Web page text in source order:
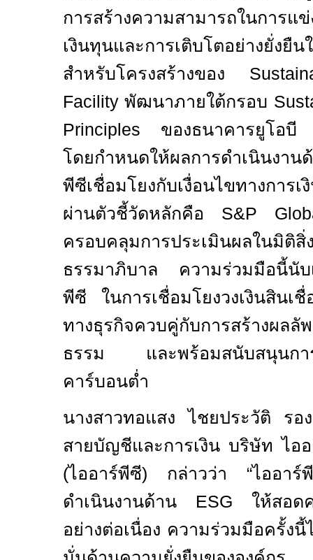
การสร้างความสามารถในการ
เงินทุนและการเติบโตอย่างยั่งยืน
สำหรับโครงสร้างของ
Facilityพัฒนาภายใต้กรอบ
Principles ของธนาคารยูโอบี
โดยกำหนดให้ผลการดำเนินงา
พีซีเชื่อมโยงกับเงื่อนไขทางการเ
ผ่านตัวชี้วัดหลักคือ S&P
ครอบคลุมการประเมินผลในมิ
ธรรมาภิบาล ความร่วมมือนี้นับ
พีซี ในการเชื่อมโยงวงเงินสินเชื่
ทางธุรกิจควบคู่กับการสร้างผล
ธรรม และพร้อมสนับสนุนการ
คาร์บอนต่ำ
นางสาวทอแสง ไชยประวัติ รอ
สายบัญชีและการเงิน บริษัท ไอ
(ไออาร์พีซี) กล่าวว่า “ไออาร์
ดำเนินงานด้าน ESG ให้สอด
อย่างต่อเนื่อง ความร่วมมือครั้ง